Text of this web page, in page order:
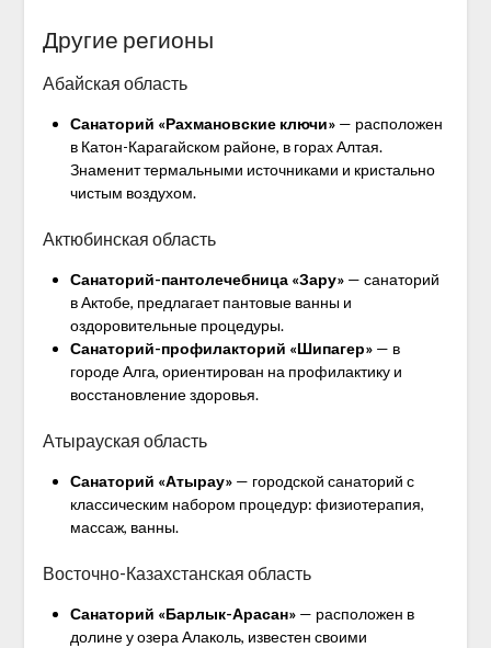
Другие регионы
Абайская область
Санаторий «Рахмановские ключи»— расположен
в Катон-Карагайском районе, в горах Алтая.
Знаменит термальными источниками и кристально
чистым воздухом.
Актюбинская область
Санаторий-пантолечебница «Зару»— санаторий
в Актобе, предлагает пантовые ванны и
оздоровительные процедуры.
Санаторий-профилакторий «Шипагер»— в
городе Алга, ориентирован на профилактику и
восстановление здоровья.
Атырауская область
Санаторий «Атырау» — городской санаторий с
классическим набором процедур: физиотерапия,
массаж, ванны.
Восточно-Казахстанская область
Санаторий «Барлык-Арасан» — расположен в
долине у озера Алаколь, известен своими